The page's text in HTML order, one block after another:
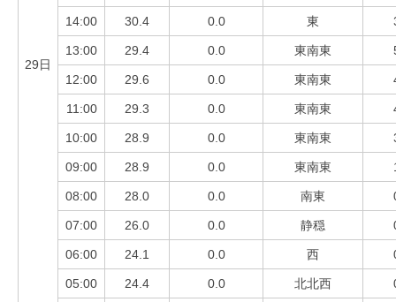
29日
14:00 30.4 0.0 東
13:00 29.4 0.0 東南東
12:00 29.6 0.0 東南東
11:00 29.3 0.0 東南東
10:00 28.9 0.0 東南東
09:00 28.9 0.0 東南東
08:00 28.0 0.0 南東
07:00 26.0 0.0 静穏
06:00 24.1 0.0 西
05:00 24.4 0.0 北北西